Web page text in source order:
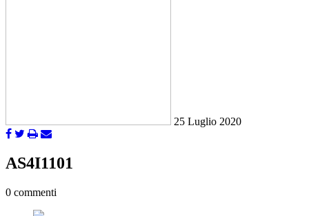
25 Luglio 2020
AS4I1101
0 commenti